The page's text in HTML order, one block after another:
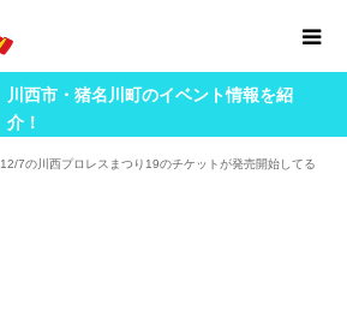
川西市・猪名川町のイベント情報を紹
介！
12/7の川西プロレスまつり19のチケットが発売開始してる